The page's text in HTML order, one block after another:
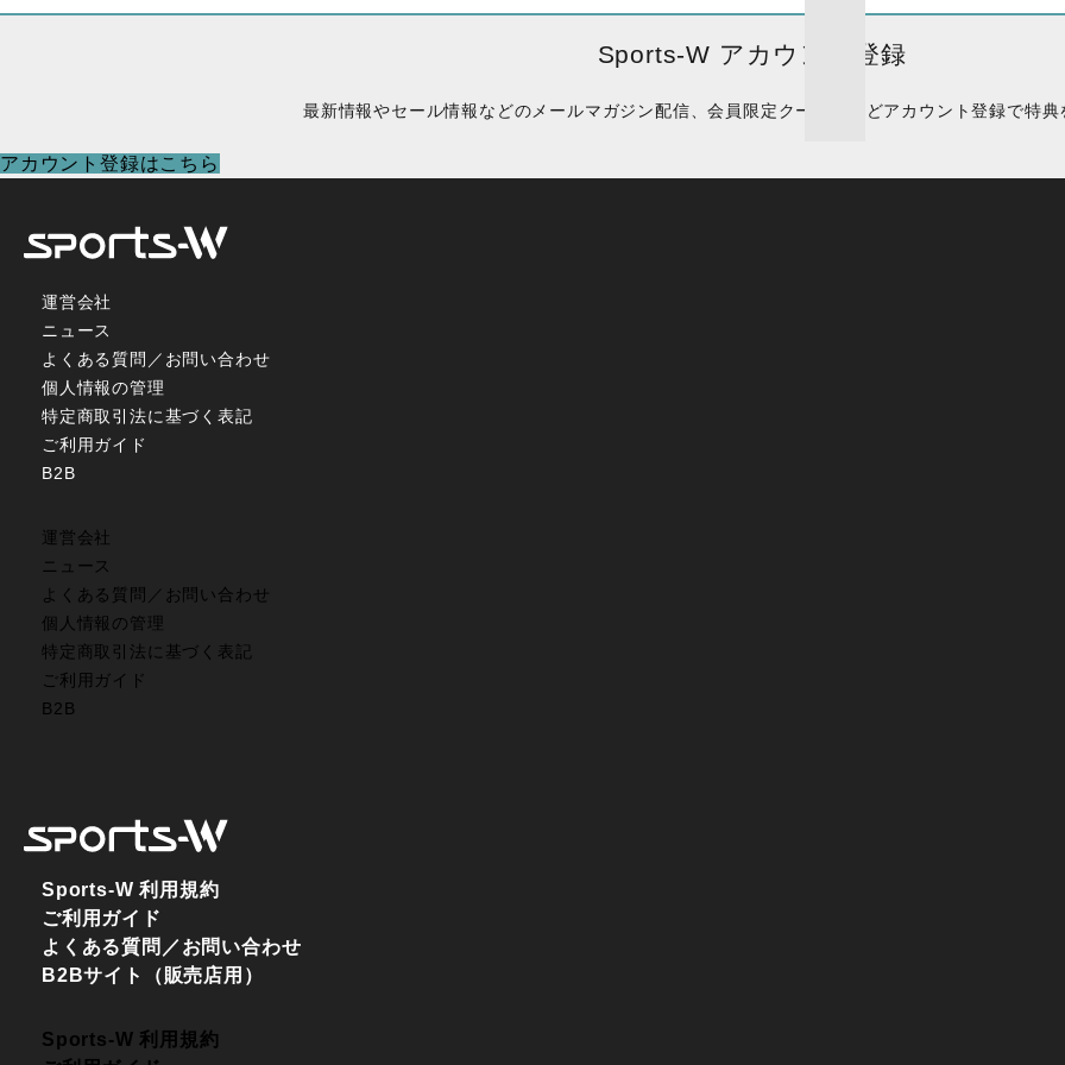
Sports-W アカウント登録
最新情報やセール情報などのメールマガジン配信、会員限定クーポンなどアカウント登録で特典
アカウント登録はこちら
運営会社
ニュース
よくある質問／お問い合わせ
個人情報の管理
特定商取引法に基づく表記
ご利用ガイド
B2B
運営会社
ニュース
よくある質問／お問い合わせ
個人情報の管理
特定商取引法に基づく表記
ご利用ガイド
B2B
Sports-W 利用規約
ご利用ガイド
よくある質問／お問い合わせ
B2Bサイト（販売店用）
Sports-W 利用規約